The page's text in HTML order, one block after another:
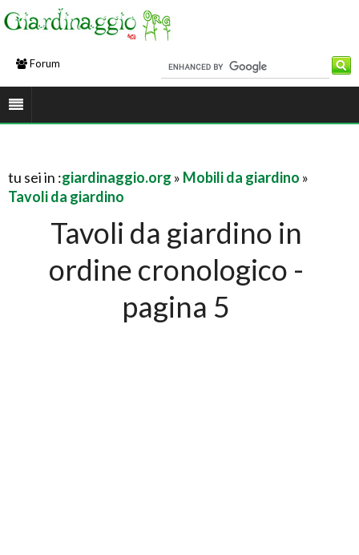
Forum
tu sei in :giardinaggio.org » Mobili da giardino »
Tavoli da giardino
Tavoli da giardino in
ordine cronologico -
pagina 5